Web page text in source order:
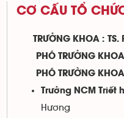
CƠ CẤU TỔ
TRƯỞNG KHOA :
PHÓ TRƯỞNG KHOA:
PHÓ TRƯỜNG KHOA:
Trưởng NCM Triết
Hương